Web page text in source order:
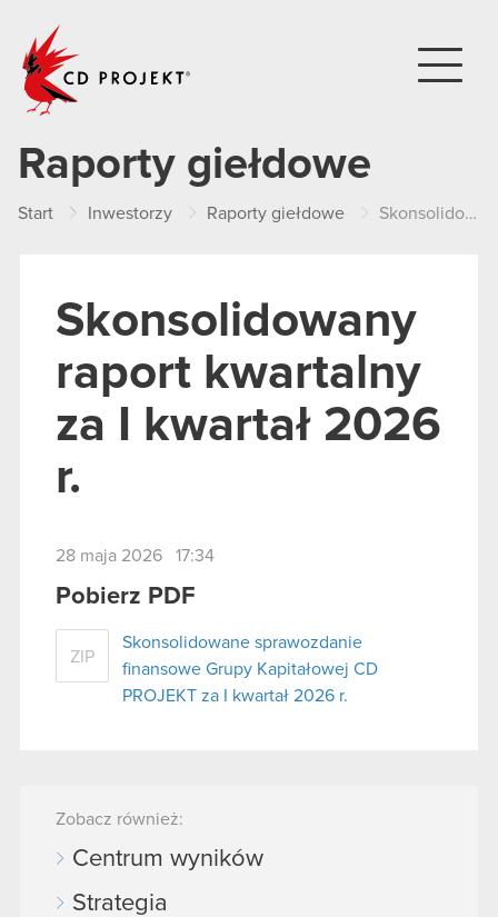
Raporty giełdowe
Start Inwestorzy Raporty giełdowe Skonsolidowany raport kwartalny za I kwartał 2026 r.
Skonsolidowany
raport kwartalny
za I kwartał 2026
r.
28 maja 2026 17:34
Pobierz PDF
ZIP
Skonsolidowane sprawozdanie
finansowe Grupy Kapitałowej CD
PROJEKT za I kwartał 2026 r.
Zobacz również:
Centrum wyników
Strategia